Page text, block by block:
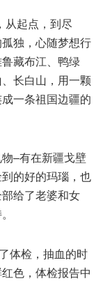
从起点，到尽
独，心随梦想行
藏布江、鸭绿
长白山，用一颗
一条祖国边疆的
–有在新疆戈壁
的好的玛瑙，也
给了老婆和女
体检，抽血的时
色，体检报告中